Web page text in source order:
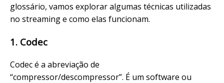
glossário, vamos explorar algumas técnicas utilizadas
no streaming e como elas funcionam.
1. Codec
Codec é a abreviação de
“compressor/descompressor”. É um software ou